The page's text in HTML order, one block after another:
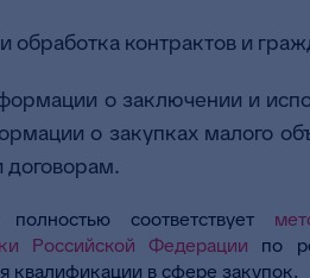
контрактов и
о заключении и
о закупках малого
договорам.
соответствует
Российской Федерации по
квалификации в сфере закупок.